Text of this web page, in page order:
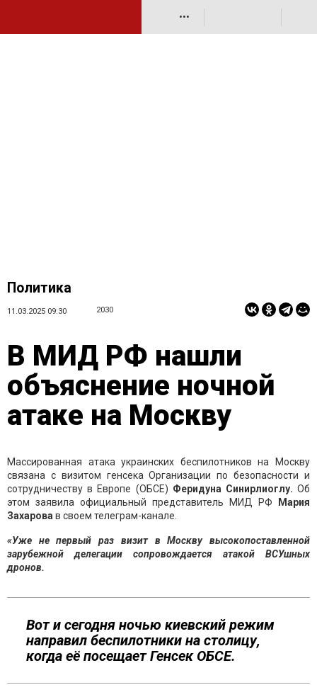
•••
Политика
11.03.2025 09:30 2030
В МИД РФ нашли
объяснение ночной
атаке на Москву
Массированная атака украинских беспилотников на Москву
связана с визитом генсека Организации по безопасности и
сотрудничеству в Европе (ОБСЕ) Феридуна Синирлиоглу. Об
этом заявила официальный представитель МИД РФ Мария
Захарова в своем телеграм-канале.
«Уже не первый раз визит в Москву высокопоставленной
зарубежной делегации сопровождается атакой ВСУшных
дронов.
Вот и сегодня ночью киевский режим
направил беспилотники на столицу,
когда её посещает Генсек ОБСЕ.